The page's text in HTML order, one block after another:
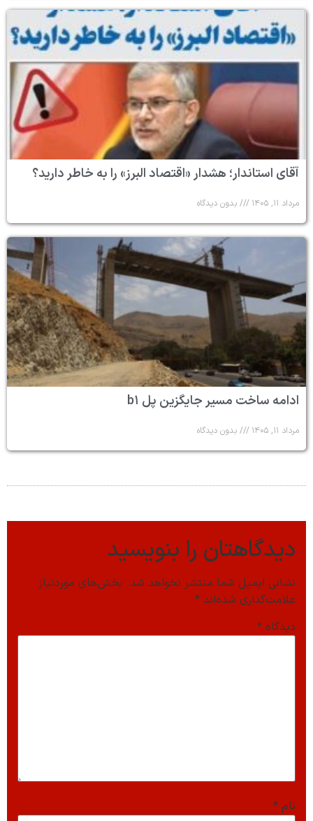
آقای استاندار؛ هشدار «اقتصاد البرز» را به خاطر دارید؟
مرداد ۱۱, ۱۴۰۵ بدون دیدگاه
ادامه ساخت مسیر جایگزین پل b۱
مرداد ۱۱, ۱۴۰۵ بدون دیدگاه
دیدگاهتان را بنویسید
نشانی ایمیل شما منتشر نخواهد شد. بخش‌های موردنیاز
علامت‌گذاری شده‌اند *
دیدگاه *
نام *